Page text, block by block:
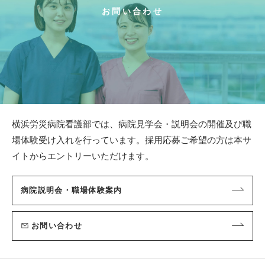
お問い合わせ
横浜労災病院看護部では、病院見学会・説明会の開催及び職
場体験受け入れを行っています。 採用応募ご希望の方は本サ
イトからエントリーいただけます。
病院説明会・職場体験案内
お問い合わせ